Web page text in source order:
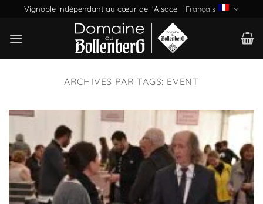
Passer
contenu
Vignoble indépendant au cœur de l'Alsace Français
ARCHIVES PAR TAGS: EVENT